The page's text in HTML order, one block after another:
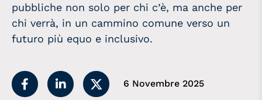
pubbliche non solo per chi c’è, ma anche per
chi verrà, in un cammino comune verso un
futuro più equo e inclusivo.
6 Novembre 2025